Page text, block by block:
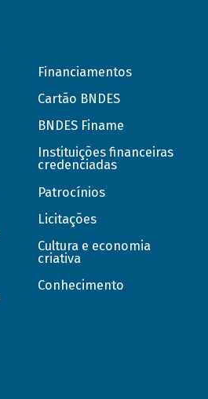
Financiamentos
Cartão BNDES
BNDES Finame
Instituições financeiras
credenciadas
Patrocínios
Licitações
Cultura e economia
criativa
Conhecimento